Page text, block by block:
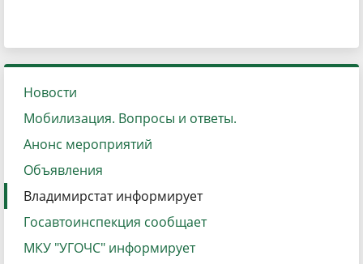
Новости
Мобилизация. Вопросы и ответы.
Анонс мероприятий
Объявления
Владимирстат информирует
Госавтоинспекция сообщает
МКУ "УГОЧС" информирует